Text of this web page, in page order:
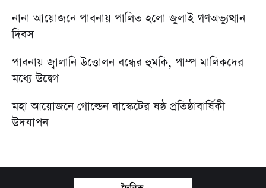
নানা আয়োজনে পাবনায় পালিত হলো জুলাই গণঅভ্যুত্থান
দিবস
পাবনায় জ্বালানি উত্তোলন বন্ধের হুমকি, পাম্প মালিকদের
মধ্যে উদ্বেগ
মহা আয়োজনে গোল্ডেন বাস্কেটের ষষ্ঠ প্রতিষ্ঠাবার্ষিকী
উদযাপন